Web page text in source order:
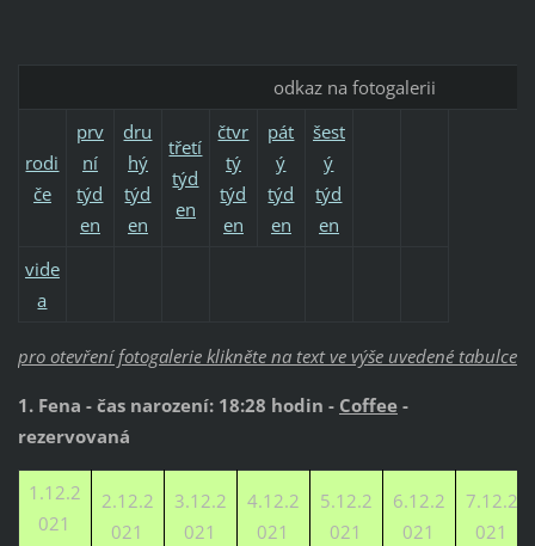
odkaz na fotogalerii
rodi
če
prv
ní
týd
en
dru
hý
týd
en
třetí
týd
en
čtvr
tý
týd
en
pát
ý
týd
en
šest
ý
týd
en
vide
a
pro otevření fotogalerie klikněte na text ve výše uvedené tabulce
1. Fena - čas narození: 18:28 hodin - Coffee-
rezervovaná
1.12.2
021
2.12.2
021
3.12.2
021
4.12.2
021
5.12.2
021
6.12.2
021
7.12.2
021